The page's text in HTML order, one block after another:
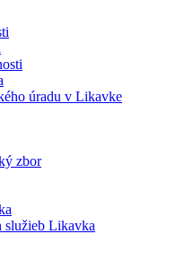
úradu v Likavke
zbor
služieb Likavka